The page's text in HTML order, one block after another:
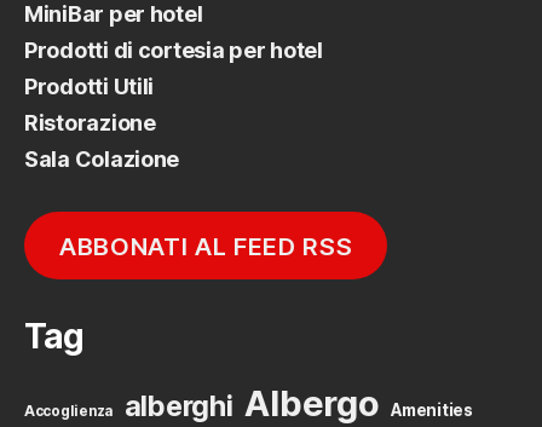
MiniBar per hotel
Prodotti di cortesia per hotel
Prodotti Utili
Ristorazione
Sala Colazione
ABBONATI AL FEED RSS
Tag
Accoglienza alberghi Albergo Amenities